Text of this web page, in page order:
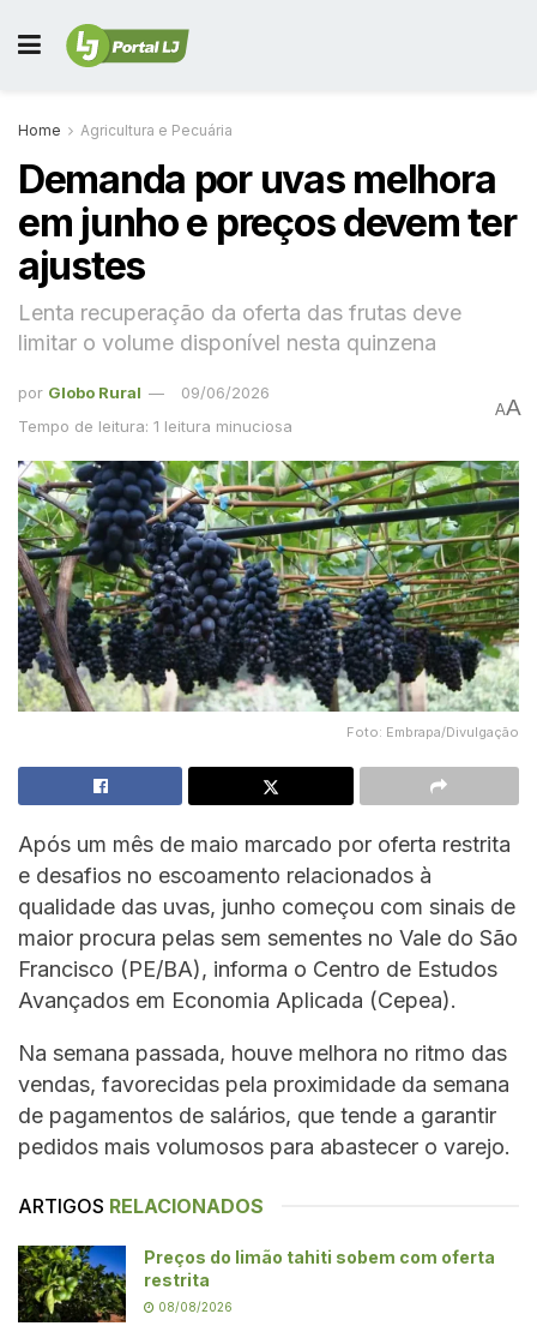
Home Agricultura e Pecuária
Demanda por uvas melhora
em junho e preços devem ter
ajustes
Lenta recuperação da oferta das frutas deve
limitar o volume disponível nesta quinzena
por Globo Rural
09/06/2026
Tempo de leitura: 1 leitura minuciosa
AA
Foto: Embrapa/Divulgação
Após um mês de maio marcado por oferta restrita
e desafios no escoamento relacionados à
qualidade das uvas, junho começou com sinais de
maior procura pelas sem sementes no Vale do São
Francisco (PE/BA), informa o Centro de Estudos
Avançados em Economia Aplicada (Cepea).
Na semana passada, houve melhora no ritmo das
vendas, favorecidas pela proximidade da semana
de pagamentos de salários, que tende a garantir
pedidos mais volumosos para abastecer o varejo.
ARTIGOS RELACIONADOS
Preços do limão tahiti sobem com oferta
restrita
08/08/2026